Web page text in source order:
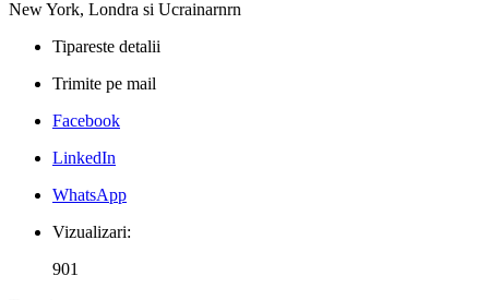
New York, Londra si Ucrainarnrn
Tipareste detalii
Trimite pe mail
Facebook
LinkedIn
WhatsApp
Vizualizari:
901